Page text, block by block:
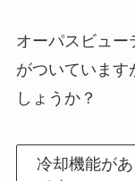
オーパスビュー
がついています
しょうか？
冷却機能が